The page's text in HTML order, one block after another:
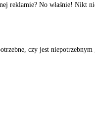
reklamie? No właśnie! Nikt
czy jest